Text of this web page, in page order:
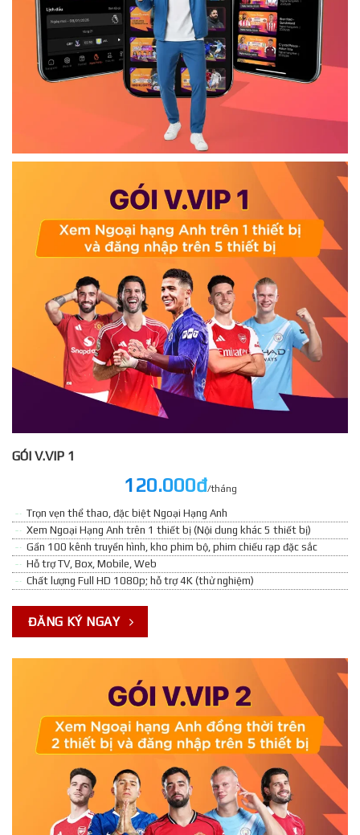
GÓI V.VIP 1
120.000đ/tháng
Trọn vẹn thể thao, đặc biệt Ngoại Hạng Anh
Xem Ngoại Hạng Anh trên 1 thiết bị (Nội dung khác 5 thiết bị)
Gần 100 kênh truyền hình, kho phim bộ, phim chiếu rạp đặc sắc
Hỗ trợ TV, Box, Mobile, Web
Chất lượng Full HD 1080p; hỗ trợ 4K (thử nghiệm)
ĐĂNG KÝ NGAY